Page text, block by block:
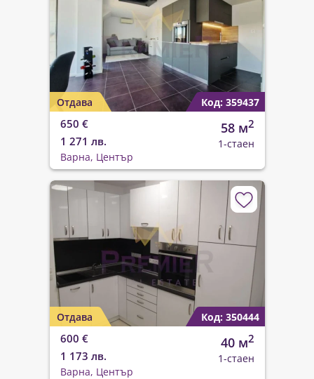
Отдава Код: 359437
650 €
1 271 лв.
58 м2
1-стаен
Варна, Център
Отдава Код: 350444
600 €
1 173 лв.
40 м2
1-стаен
Варна, Център